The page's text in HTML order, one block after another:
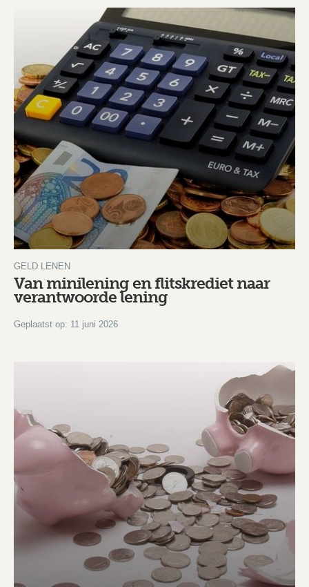
GELD LENEN
Van minilening en flitskrediet naar
verantwoorde lening
Geplaatst op: 11 juni 2026